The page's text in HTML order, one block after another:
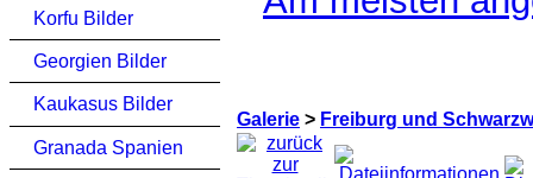
Korfu Bilder
Georgien Bilder
Kaukasus Bilder
Granada Spanien
Galerie > Freiburg und